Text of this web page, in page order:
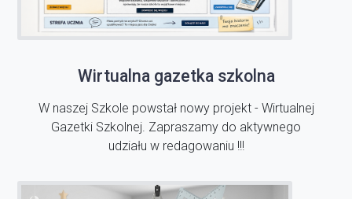
Wirtualna gazetka szkolna
W naszej Szkole powstał nowy projekt - Wirtualnej
Gazetki Szkolnej. Zapraszamy do aktywnego
udziału w redagowaniu !!!